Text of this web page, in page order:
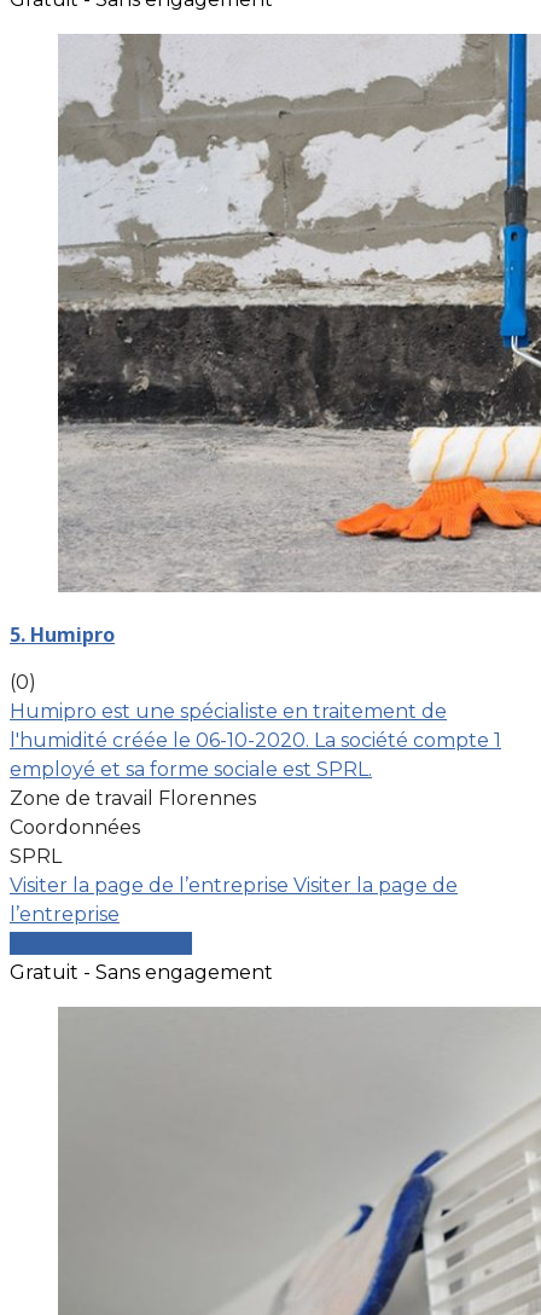
5. Humipro
(0)
Humipro est une spécialiste en traitement de
l'humidité créée le 06-10-2020. La société compte 1
employé et sa forme sociale est SPRL.
Zone de travail Florennes
Coordonnées
SPRL
Visiter la page de l’entreprise Visiter la page de
l’entreprise
Gratuit - Sans engagement